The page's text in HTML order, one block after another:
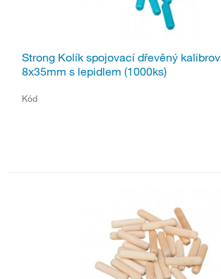
Strong Kolík spojovací dřevěný
8x35mm s lepidlem (1000ks)
Kód